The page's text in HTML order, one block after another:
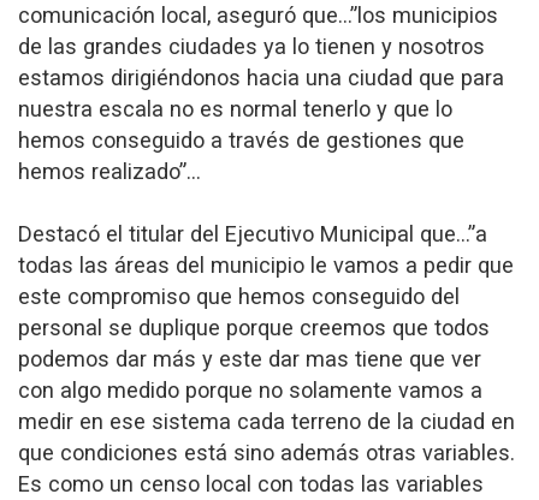
comunicación local, aseguró que…”los municipios
de las grandes ciudades ya lo tienen y nosotros
estamos dirigiéndonos hacia una ciudad que para
nuestra escala no es normal tenerlo y que lo
hemos conseguido a través de gestiones que
hemos realizado”…
Destacó el titular del Ejecutivo Municipal que…”a
todas las áreas del municipio le vamos a pedir que
este compromiso que hemos conseguido del
personal se duplique porque creemos que todos
podemos dar más y este dar mas tiene que ver
con algo medido porque no solamente vamos a
medir en ese sistema cada terreno de la ciudad en
que condiciones está sino además otras variables.
Es como un censo local con todas las variables